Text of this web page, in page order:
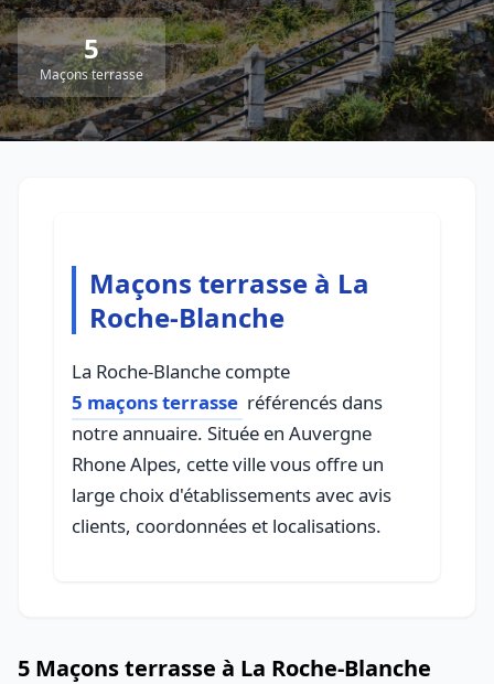
5
Maçons terrasse
Maçons terrasse à La
Roche-Blanche
La Roche-Blanche compte
5 maçons terrasse référencés dans
notre annuaire. Située en Auvergne
Rhone Alpes, cette ville vous offre un
large choix d'établissements avec avis
clients, coordonnées et localisations.
5 Maçons terrasse à La Roche-Blanche